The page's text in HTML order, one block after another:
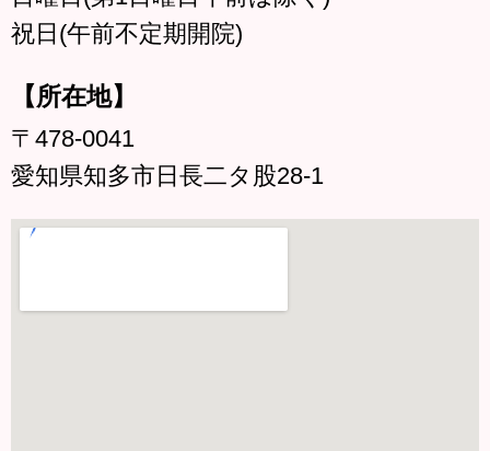
祝日(午前不定期開院)
【所在地】
〒478-0041
愛知県知多市日長二タ股28-1